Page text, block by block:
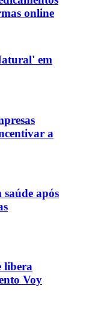
online
em
a
saúde após
libera
Voy